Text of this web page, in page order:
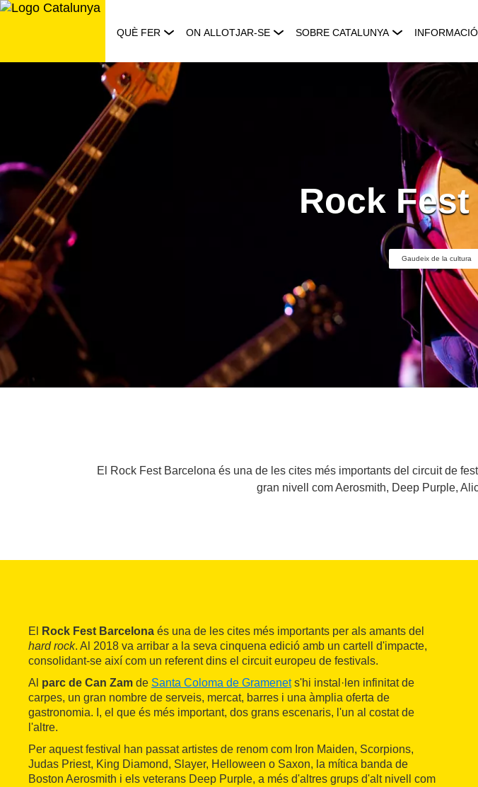
Saltar
QUÈ FER ON ALLOTJAR-SE SOBRE CATALUNYA
Rock
Gaudeix de la cultura
El Rock Fest Barcelona és una de les cites més importants del circuit de
gran nivell com Aerosmith, Deep Purple,
El Rock Fest Barcelona és una de les cites més importants per als amants del
hard rock. Al 2018 va arribar a la seva cinquena edició amb un cartell d'impacte,
consolidant-se així com un referent dins el circuit europeu de festivals.
Al parc de Can Zam de Santa Coloma de Gramenets'hi instal·len infinitat de
carpes, un gran nombre de serveis, mercat, barres i una àmplia oferta de
gastronomia. I, el que és més important, dos grans escenaris, l'un al costat de
l'altre.
Per aquest festival han passat artistes de renom com Iron Maiden, Scorpions,
Judas Priest, King Diamond, Slayer, Helloween o Saxon, la mítica banda de
Boston Aerosmith i els veterans Deep Purple, a més d'altres grups d'alt nivell com